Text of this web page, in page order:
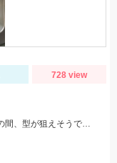
728 view
まだ卵抱えてるので産卵前でした。まだちょっとの間、型が狙えそうです。